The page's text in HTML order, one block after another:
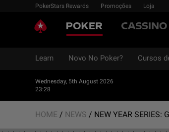
PokerStars Rewards Promoções Loja
poker
Learn Novo No Poker? Cursos
Wednesday, 5th August 2026
23:28
HOME / NEWS / NEW YEAR SERIES: